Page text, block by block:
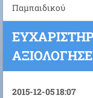
Παμπαιδικού
2015-12-05 18:07